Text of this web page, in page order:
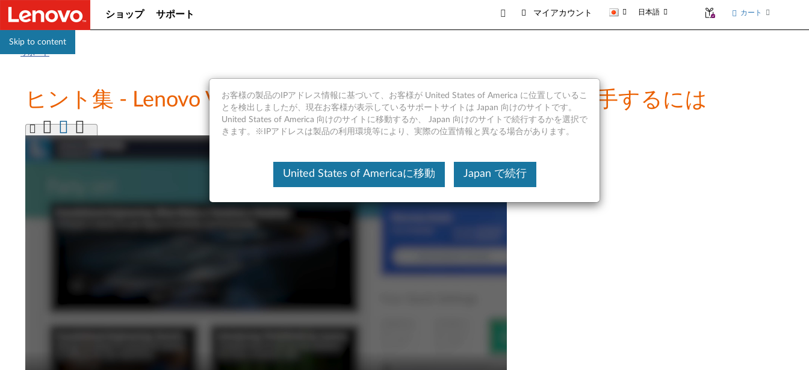
Skip to content
ショップ サポート マイアカウント 日本語 カート
サポート
ヒント集 - Lenovo Vantageで最新のドライバーとBIOSを入手するには
お客様の製品のIPアドレス情報に基づいて、お客様が United States of America に位置しているこ
とを検出しましたが、現在お客様が表示しているサポートサイトは Japan 向けのサイトです。
United States of America 向けのサイトに移動するか、 Japan 向けのサイトで続行するかを選択で
きます。※IPアドレスは製品の利用環境等により、実際の位置情報と異なる場合があります。
United States of Americaに移動 Japan で続行